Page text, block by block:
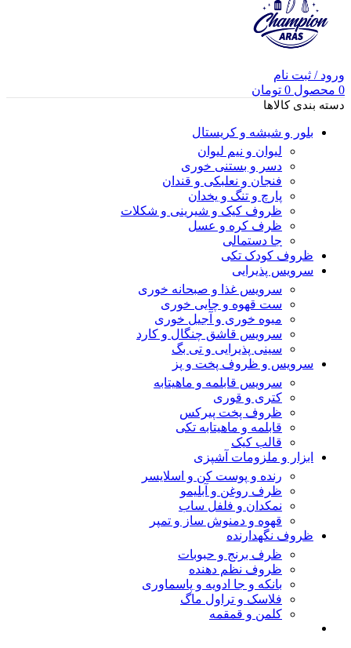
ورود / ثبت نام
0 محصول 0 تومان
دسته بندی کالاها
بلور و شیشه و کریستال
لیوان و نیم لیوان
دسر و بستنی خوری
فنجان و نعلبکی و قندان
پارچ و تنگ و یخدان
ظروف کیک و شیرینی و شکلات
ظرف کره و عسل
جا دستمالی
ظروف کودک تکی
سرویس پذیرایی
سرویس غذا و صبحانه خوری
ست قهوه و چایی خوری
میوه خوری و آجیل خوری
سرویس قاشق چنگال و کارد
سینی پذیرایی و تی بگ
سرویس و ظروف پخت و پز
سرویس قابلمه و ماهیتابه
کتری و قوری
ظروف پخت پیرکس
قابلمه و ماهیتابه تکی
قالب کیک
ابزار و ملزومات آشپزی
رنده و پوست کن و اسلایسر
ظرف روغن و آبلیمو
نمکدان و فلفل ساب
قهوه و دمنوش ساز و تمپر
ظروف نگهدارنده
ظرف برنج و حبوبات
ظروف نظم دهنده
بانکه و جا ادویه و پاسماوری
فلاسک و تراول ماگ
کلمن و قمقمه